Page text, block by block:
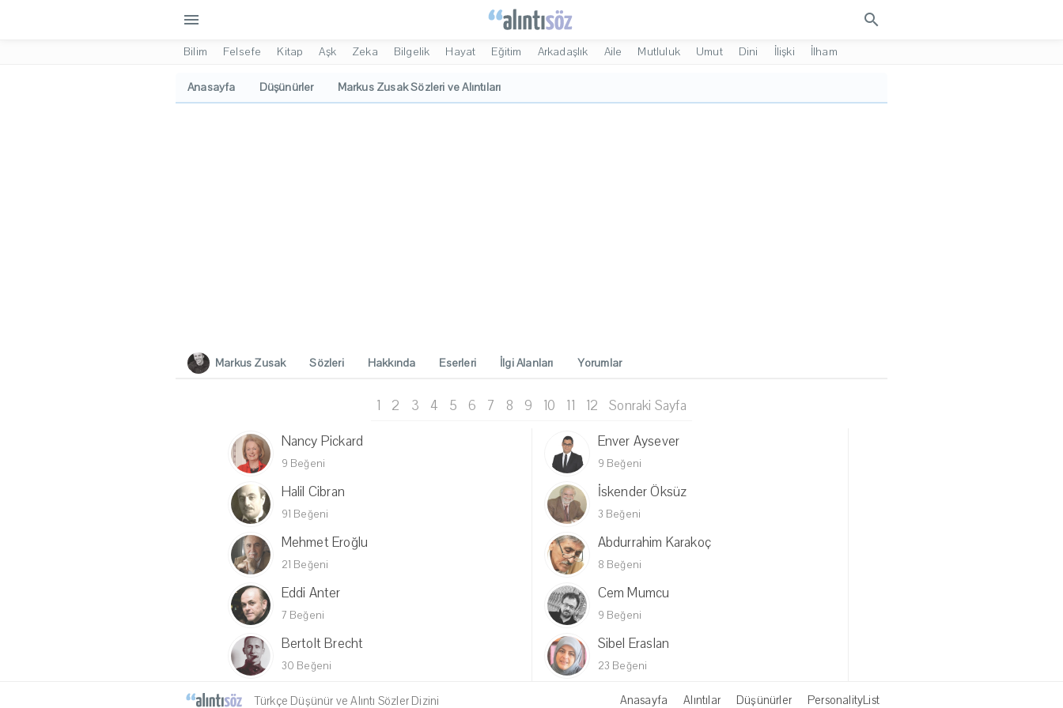
menu search
Bilim Felsefe Kitap Aşk Zeka Bilgelik Hayat Eğitim Arkadaşlık Aile Mutluluk Umut Dini İlişki İlham
Anasayfa Düşünürler Markus Zusak Sözleri ve Alıntıları
Markus Zusak Sözleri Hakkında Eserleri İlgi Alanları Yorumlar
1 2 3 4 5 6 7 8 9 10 11 12
Sonraki Sayfa
Nancy Pickard
9 Beğeni
Enver Aysever
9 Beğeni
Halil Cibran
91 Beğeni
İskender Öksüz
3 Beğeni
Mehmet Eroğlu
21 Beğeni
Abdurrahim Karakoç
8 Beğeni
Eddi Anter
7 Beğeni
Cem Mumcu
9 Beğeni
Bertolt Brecht
30 Beğeni
Sibel Eraslan
23 Beğeni
Türkçe Düşünür ve Alıntı Sözler Dizini Anasayfa Alıntılar Düşünürler PersonalityList